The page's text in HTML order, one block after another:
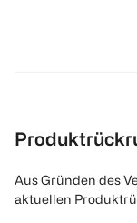
Aus Gründen des
aktuellen